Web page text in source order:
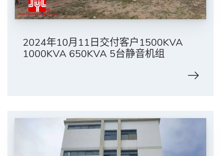
2024年10月11日交付客户1500KVA
1000KVA 650KVA 5台静音机组